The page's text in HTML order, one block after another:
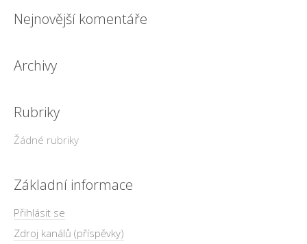
Nejnovější komentáře
Archivy
Rubriky
Žádné rubriky
Základní informace
Přihlásit se
Zdroj kanálů (příspěvky)